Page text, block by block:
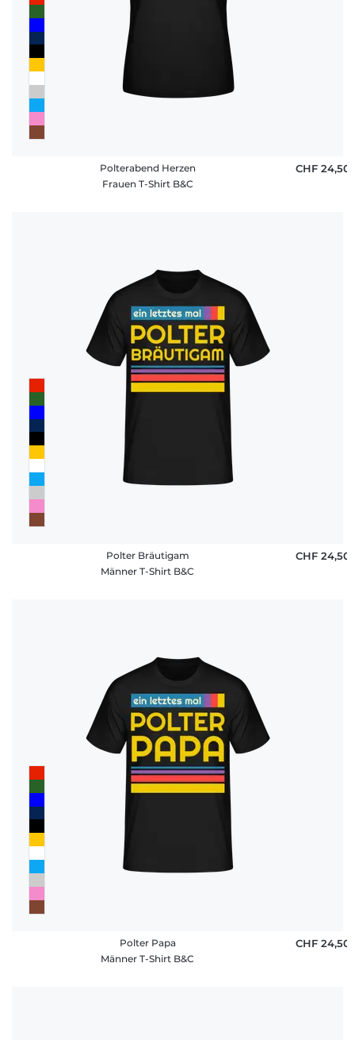
Polterabend Herzen
Frauen T-Shirt B&C
CHF 24,50
Polter Bräutigam
Männer T-Shirt B&C
CHF 24,50
Polter Papa
Männer T-Shirt B&C
CHF 24,50